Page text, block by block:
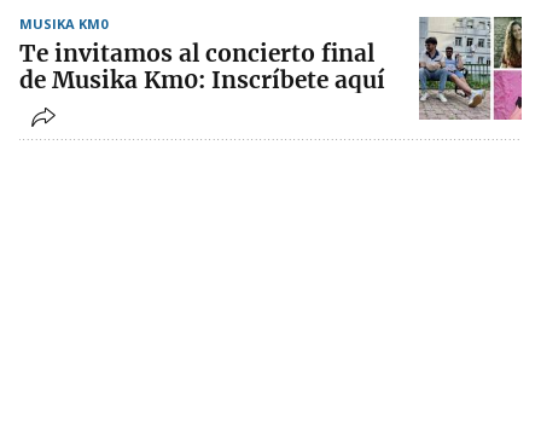
MUSIKA KM0
Te invitamos al concierto final
de Musika Km0: Inscríbete aquí